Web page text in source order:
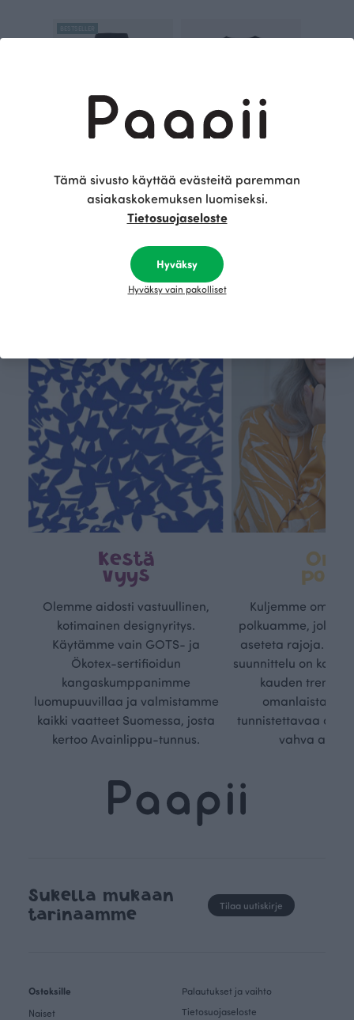
BESTSELLER
SORJA leggins, musta
MAISA takki, musta
Musta
125.00 EUR
Tämä on Paapii
Kestä
vyys
Olemme aidosti vastuullinen,
kotimainen designyritys.
Käytämme vain GOTS- ja
Ökotex-sertifioidun
kangaskumppanimme
luomupuuvillaa ja valmistamme
kaikki vaatteet Suomessa, josta
kertoo Avainlippu-tunnus.
Oma
Kuljemme omaa,
polkuamme, jolla
aseteta rajoja.
suunnittelu on
kauden
omanlaista,
tunnistettavaa
vahva
Sukella mukaan
tarinaamme
Tilaa uutiskirje
Ostoksille
Naiset
Palautukset ja vaihto
Tietosuojaseloste
Tämä sivusto käyttää evästeitä paremman
asiakaskokemuksen luomiseksi.
Tietosuojaseloste
Hyväksy
Hyväksy vain pakolliset